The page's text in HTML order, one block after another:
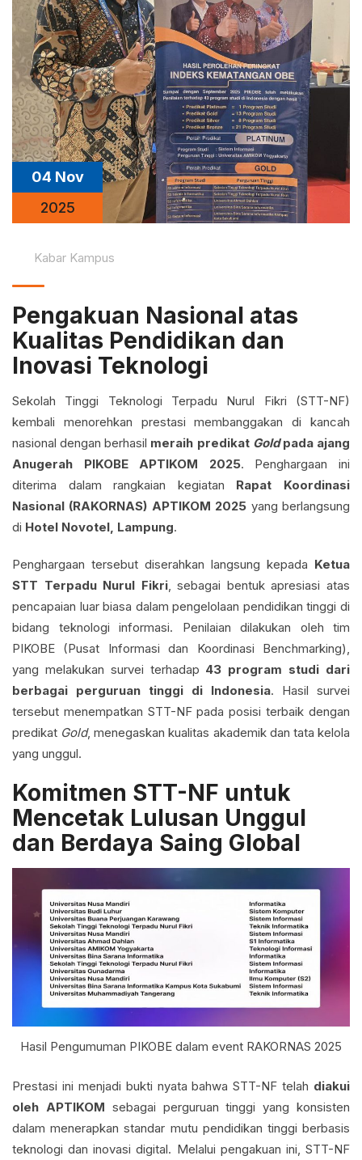
04 Nov
2025
Kabar Kampus
Pengakuan Nasional atas
Kualitas Pendidikan dan
Inovasi Teknologi
Sekolah Tinggi Teknologi Terpadu Nurul Fikri (STT-NF)
kembali menorehkan prestasi membanggakan di kancah
nasional dengan berhasil meraih predikat Goldpada ajang
Anugerah PIKOBE APTIKOM 2025. Penghargaan ini
diterima dalam rangkaian kegiatan Rapat Koordinasi
Nasional (RAKORNAS) APTIKOM 2025 yang berlangsung
di Hotel Novotel, Lampung.
Penghargaan tersebut diserahkan langsung kepada Ketua
STT Terpadu Nurul Fikri, sebagai bentuk apresiasi atas
pencapaian luar biasa dalam pengelolaan pendidikan tinggi di
bidang teknologi informasi. Penilaian dilakukan oleh tim
PIKOBE (Pusat Informasi dan Koordinasi Benchmarking),
yang melakukan survei terhadap 43 program studi dari
berbagai perguruan tinggi di Indonesia. Hasil survei
tersebut menempatkan STT-NF pada posisi terbaik dengan
predikat Gold, menegaskan kualitas akademik dan tata kelola
yang unggul.
Komitmen STT-NF untuk
Mencetak Lulusan Unggul
dan Berdaya Saing Global
Hasil Pengumuman PIKOBE dalam event RAKORNAS 2025
Prestasi ini menjadi bukti nyata bahwa STT-NF telah diakui
oleh APTIKOM sebagai perguruan tinggi yang konsisten
dalam menerapkan standar mutu pendidikan tinggi berbasis
teknologi dan inovasi digital. Melalui pengakuan ini, STT-NF